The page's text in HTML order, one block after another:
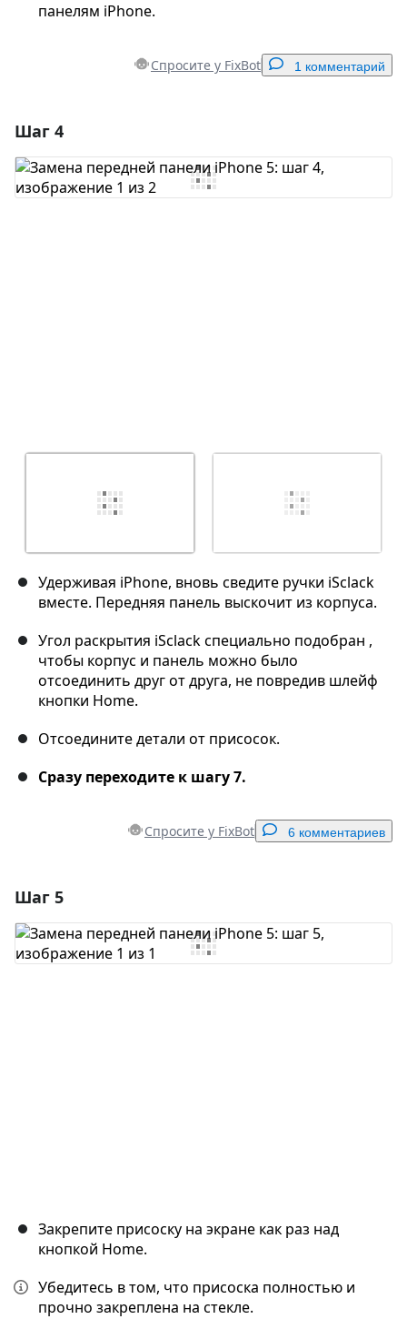
панелям iPhone.
Спросите у FixBot 1 комментарий
Добавить комментарий
Шаг 4
Удерживая iPhone, вновь сведите ручки iSclack
вместе. Передняя панель выскочит из корпуса.
Угол раскрытия iSclack специально подобран ,
чтобы корпус и панель можно было
отсоединить друг от друга, не повредив шлейф
кнопки Home.
Отсоедините детали от присосок.
Сразу переходите к шагу 7.
Спросите у FixBot 6 комментариев
Добавить комментарий
Шаг 5
Закрепите присоску на экране как раз над
кнопкой Home.
Убедитесь в том, что присоска полностью и
прочно закреплена на стекле.